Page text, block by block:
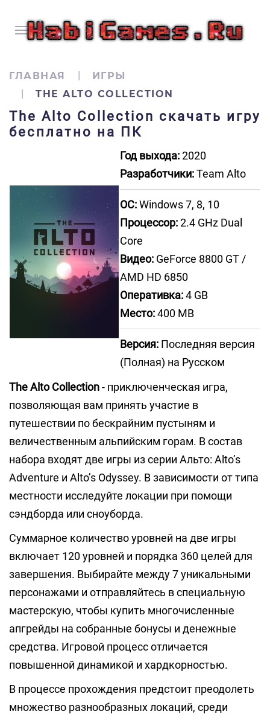
ГЛАВНАЯ
ИГРЫ
THE ALTO COLLECTION
The Alto Collection скачать игру
бесплатно на ПК
Год выхода:2020
Разработчики:Team Alto
ОС:Windows 7, 8, 10
Процессор:2.4 GHz Dual
Core
Видео: GeForce 8800 GT /
AMD HD 6850
Оперативка:4 GB
Место:400 MB
Версия: Последняя версия
(Полная) на Русском
The Alto Collection- приключенческая игра,
позволяющая вам принять участие в
путешествии по бескрайним пустыням и
величественным альпийским горам. В состав
набора входят две игры из серии Альто: Alto’s
Adventure и Alto’s Odyssey. В зависимости от типа
местности исследуйте локации при помощи
сэндборда или сноуборда.
Суммарное количество уровней на две игры
включает 120 уровней и порядка 360 целей для
завершения. Выбирайте между 7 уникальными
персонажами и отправляйтесь в специальную
мастерскую, чтобы купить многочисленные
апгрейды на собранные бонусы и денежные
средства. Игровой процесс отличается
повышенной динамикой и хардкорностью.
В процессе прохождения предстоит преодолеть
множество разнообразных локаций, среди